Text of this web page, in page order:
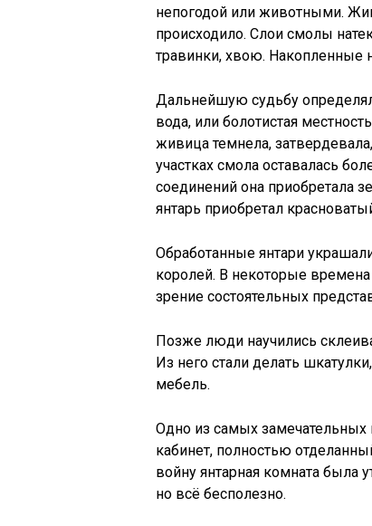
непогодой или животными.
происходило. Слои смолы
травинки, хвою. Накопленные
Дальнейшую судьбу
вода, или болотистая
живица темнела,
участках смола оставалась
соединений она приобретала
янтарь приобретал
Обработанные янтари
королей. В некоторые
зрение состоятельных
Позже люди научились
Из него стали делать
мебель.
Одно из самых замечательных
кабинет, полностью
войну янтарная комната была
но всё бесполезно.